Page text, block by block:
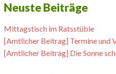
Neuste Beiträge
Mittagstisch im Ratsstüble
[Amtlicher Beitrag] Termine und
[Amtlicher Beitrag] Die Sonne